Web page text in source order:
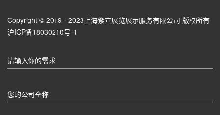
Copyright © 2019 - 2023上海紫宣展览展示服务有限公司 版权所有
沪ICP备18030210号-1
请输入你的需求
您的公司全称